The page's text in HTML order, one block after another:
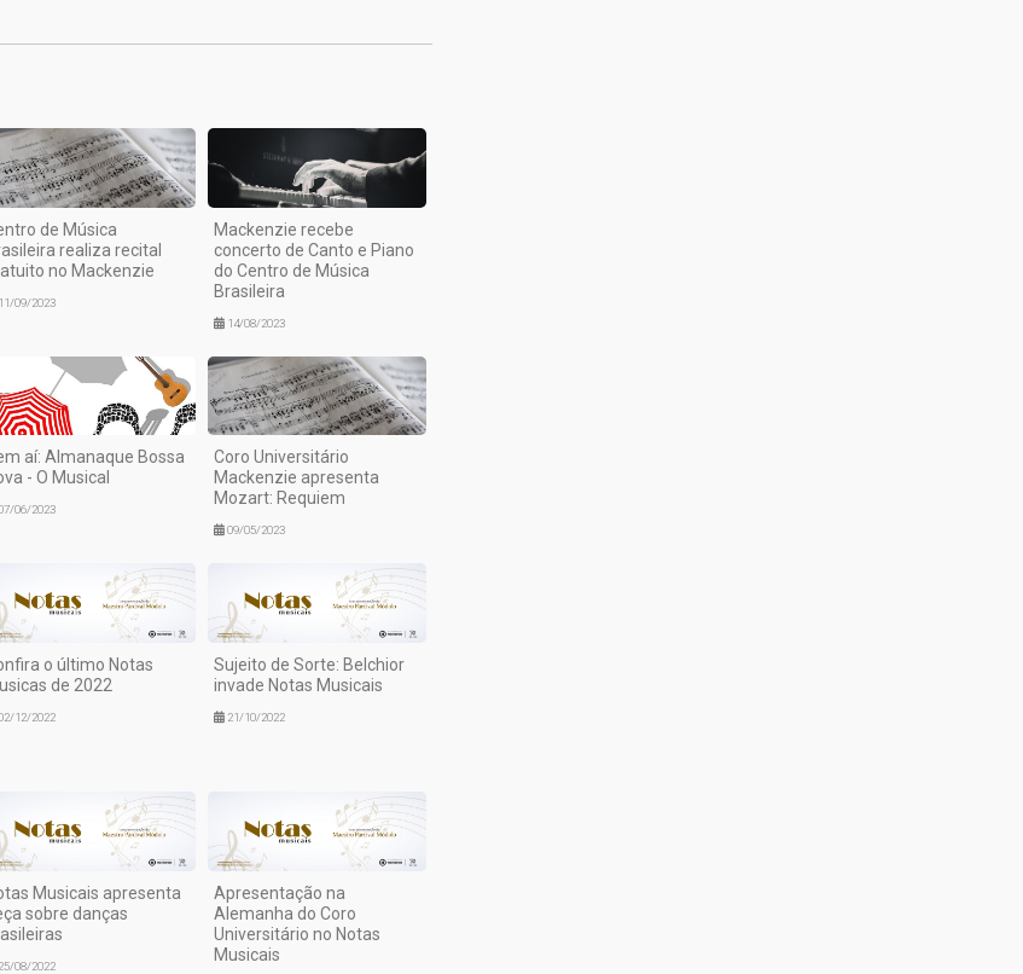
de Música
realiza recital
no Mackenzie
09/2023
Mackenzie recebe
concerto de Canto e Piano
do Centro de Música
Brasileira
14/08/2023
aí: Almanaque Bossa
- O Musical
06/2023
Coro Universitário
Mackenzie apresenta
Mozart: Requiem
09/05/2023
o último Notas
de 2022
12/2022
Sujeito de Sorte: Belchior
invade Notas Musicais
21/10/2022
Musicais apresenta
sobre danças
08/2022
Apresentação na
Alemanha do Coro
Universitário no Notas
Musicais